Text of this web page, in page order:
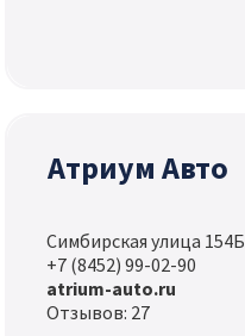
Атриум Авто
Симбирская улица 154Б
+7 (8452) 99-02-90
atrium-auto.ru
Отзывов: 27